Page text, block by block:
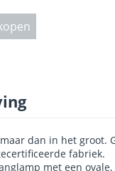
dan in het groot.
fabriek.
met een